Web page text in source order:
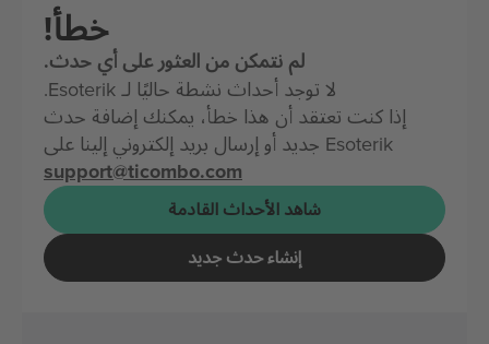
خطأ!
لم نتمكن من العثور على أي حدث.
لا توجد أحداث نشطة حاليًا لـ Esoterik.
إذا كنت تعتقد أن هذا خطأ، يمكنك إضافة حدث
Esoterik جديد أو إرسال بريد إلكتروني إلينا على
support@ticombo.com
شاهد الأحداث القادمة
إنشاء حدث جديد